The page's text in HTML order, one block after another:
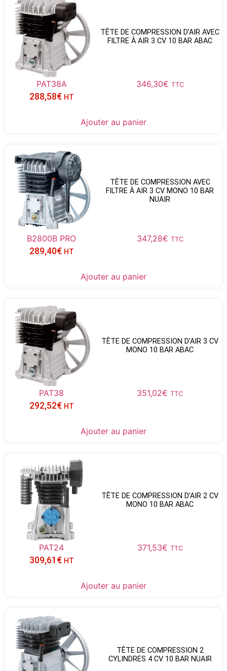
TÊTE DE COMPRESSION D’AIR AVEC
FILTRE À AIR 3 CV 10 BAR ABAC
PAT38A 346,30€ TTC
288,58€ HT
Ajouter au panier
TÊTE DE COMPRESSION AVEC
FILTRE À AIR 3 CV MONO 10 BAR
NUAIR
B2800B PRO 347,28€ TTC
289,40€ HT
Ajouter au panier
TÊTE DE COMPRESSION D’AIR 3 CV
MONO 10 BAR ABAC
PAT38 351,02€ TTC
292,52€ HT
Ajouter au panier
TÊTE DE COMPRESSION D’AIR 2 CV
MONO 10 BAR ABAC
PAT24 371,53€ TTC
309,61 € HT
Ajouter au panier
TÊTE DE COMPRESSION 2
CYLINDRES 4 CV 10 BAR NUAIR